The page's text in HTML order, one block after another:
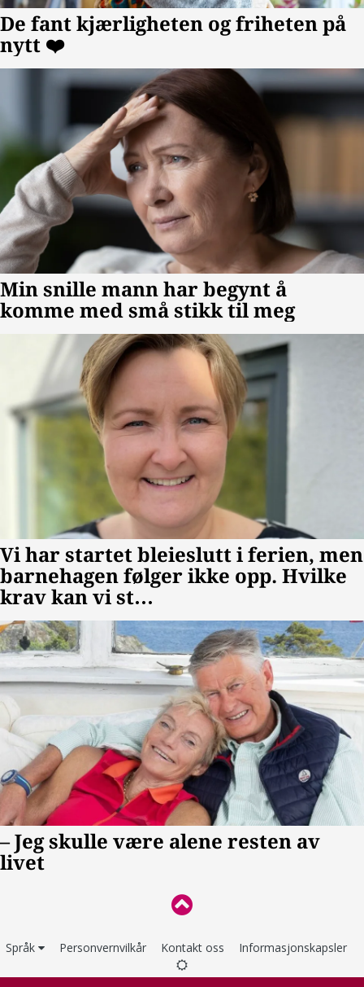
Språk Personvernvilkår Kontakt oss Informasjonskapsler